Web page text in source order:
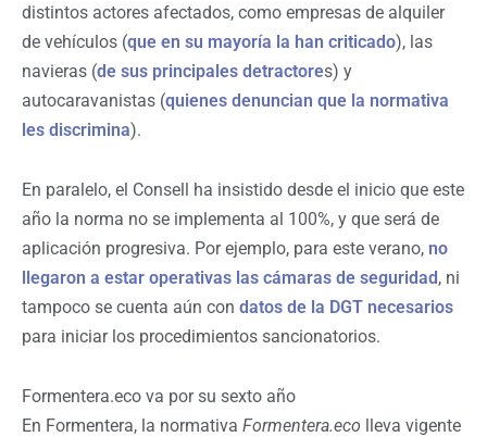
distintos actores afectados, como empresas de alquiler
de vehículos (que en su mayoría la han criticado), las
navieras (de sus principales detractores) y
autocaravanistas (quienes denuncian que la normativa
les discrimina).
En paralelo, el Consell ha insistido desde el inicio que este
año la norma no se implementa al 100%, y que será de
aplicación progresiva. Por ejemplo, para este verano, no
llegaron a estar operativas las cámaras de seguridad, ni
tampoco se cuenta aún con datos de la DGT necesarios
para iniciar los procedimientos sancionatorios.
Formentera.eco va por su sexto año
En Formentera, la normativa Formentera.eco lleva vigente